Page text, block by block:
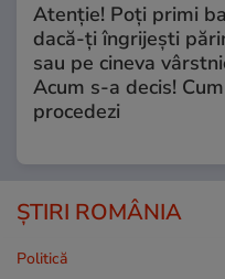
Atenție! Poți primi
dacă-ți îngrijești
sau pe cineva
Acum s-a decis!
procedezi
ȘTIRI ROMÂNIA
Politică